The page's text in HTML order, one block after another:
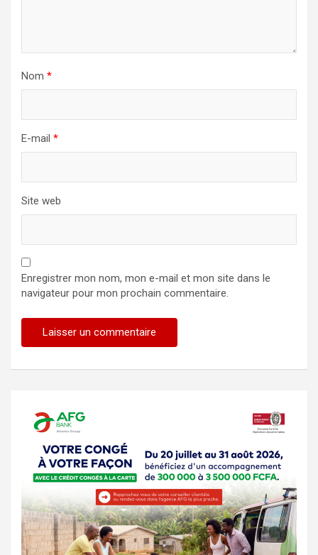
Nom *
E-mail *
Site web
Enregistrer mon nom, mon e-mail et mon site dans le
navigateur pour mon prochain commentaire.